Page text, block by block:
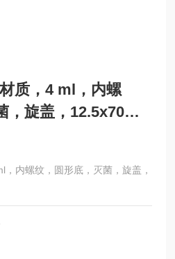
质，4 ml，内螺
，旋盖，12.5x70m
内螺纹，圆形底，灭菌，旋盖，